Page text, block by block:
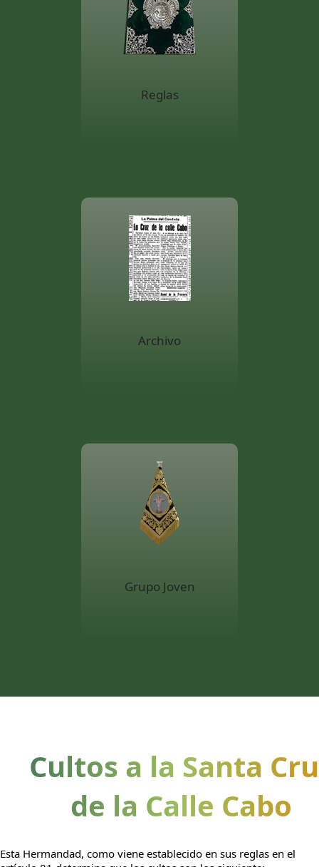
Reglas
Archivo
Grupo Joven
Cultos a la Santa
de la Calle Cabo
Esta Hermandad, como viene establecido en sus reglas en el